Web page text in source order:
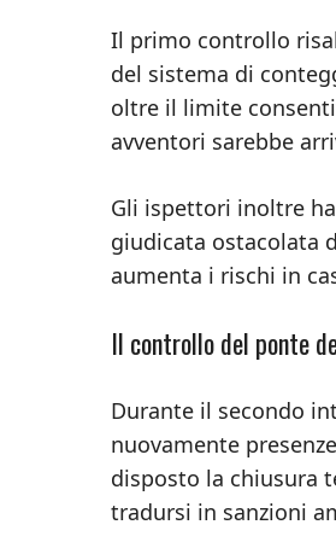
Il primo controllo
del sistema di
oltre il limite
avventori sarebbe
Gli ispettori inoltre
giudicata ostacolata
aumenta i rischi in
Il controllo del ponte
Durante il secondo
nuovamente
disposto la chiusura
tradursi in sanzioni